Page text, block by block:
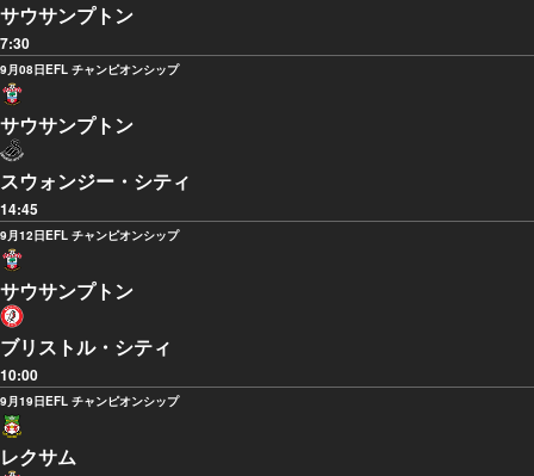
サウサンプトン
7:30
9月08日EFL チャンピオンシップ
サウサンプトン
スウォンジー・シティ
14:45
9月12日EFL チャンピオンシップ
サウサンプトン
ブリストル・シティ
10:00
9月19日EFL チャンピオンシップ
レクサム